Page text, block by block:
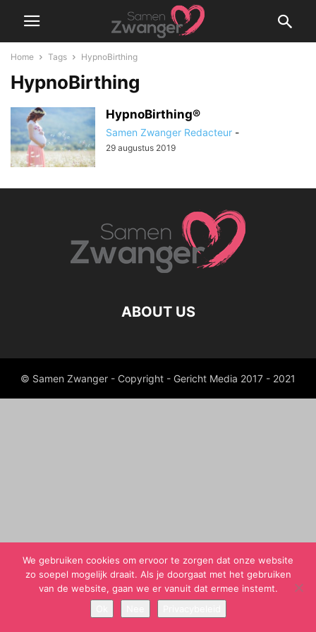
Home Tags HypnoBirthing
HypnoBirthing
HypnoBirthing®
Samen Zwanger Redacteur -
29 augustus 2019
ABOUT US
© Samen Zwanger - Copyright - Gericht Media 2017 - 2021
We gebruiken cookies om ervoor te zorgen dat onze website
zo soepel mogelijk draait. Als je doorgaat met het gebruiken
van de website, gaan we er vanuit dat ermee instemt.